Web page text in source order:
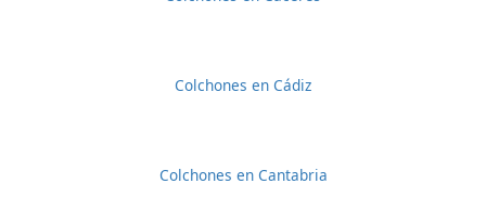
Colchones en Cádiz
Colchones en Cantabria